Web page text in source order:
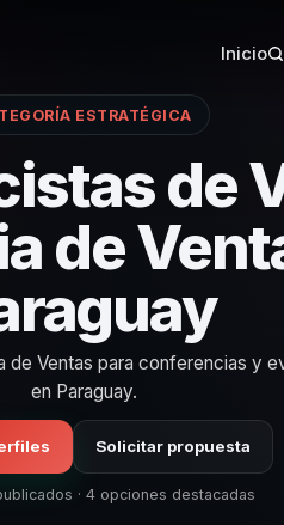
Inicio
ESTRATÉGICA
de
de
de Ventas para conferencias y
en Paraguay.
Solicitar propuesta
· 4 opciones destacadas